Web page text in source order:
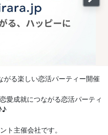
る楽しい恋活パーティー開催
愛成就につながる恋活パーティ
ト主催会社です。